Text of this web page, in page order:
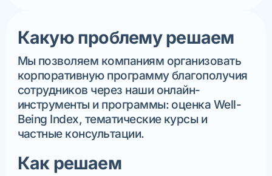
Какую проблему решаем
Мы позволяем компаниям организовать
корпоративную программу благополучия
сотрудников через наши онлайн-
инструменты и программы: оценка Well-
Being Index, тематические курсы и
частные консультации.
Как решаем